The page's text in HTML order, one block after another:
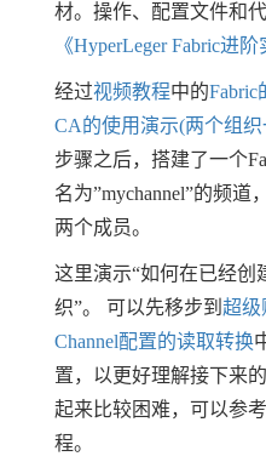
材。操作、配置文件和
《HyperLeger Fabric进
经过视频教程中的Fabric
CA的使用演示(两个组织
步骤之后，搭建了一个
名为”mychannel”的频道
两个成员。
这里演示“如何在已经创
织”。 可以先移步到 超级
Channel配置的读取转换
置，以更好理解接下来
起来比较困难，可以参
程。